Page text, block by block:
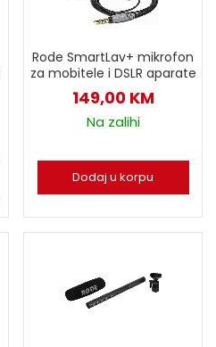
Rode SmartLav+ mikrofon
za mobitele i DSLR aparate
149,00 KM
Na zalihi
Dodaj u korpu